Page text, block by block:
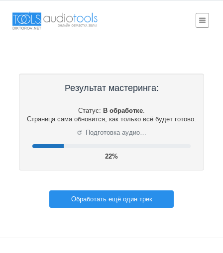
Результат мастеринга:
Статус: В обработке.
Страница сама обновится, как только всё будет готово.
⟳ Подготовка аудио…
22%
Обработать ещё один трек